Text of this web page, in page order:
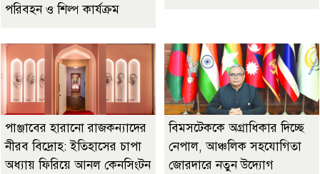
পরিবহন ও শিল্প কার্যক্রম
পাঞ্জাবের হারানো রাজকন্যাদের
নীরব বিদ্রোহ: ইতিহাসের চাপা
অধ্যায় ফিরিয়ে আনল কেনসিংটন
বিমসটেককে অগ্রাধিকার দিচ্ছে
নেপাল, আঞ্চলিক সহযোগিতা
জোরদারে নতুন উদ্যোগ